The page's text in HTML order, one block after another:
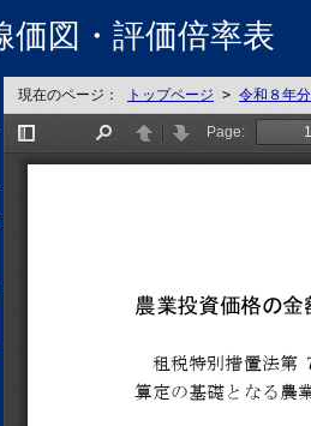
価図・評価倍率表
現在のページ： トップページ > 令和８年分